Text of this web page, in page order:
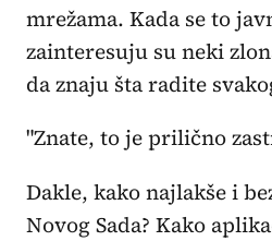
mrežama. Kada se to
zainteresuju su neki
da znaju šta radite
"Znate, to je prilično
Dakle, kako najlakše i
Novog Sada? Kako